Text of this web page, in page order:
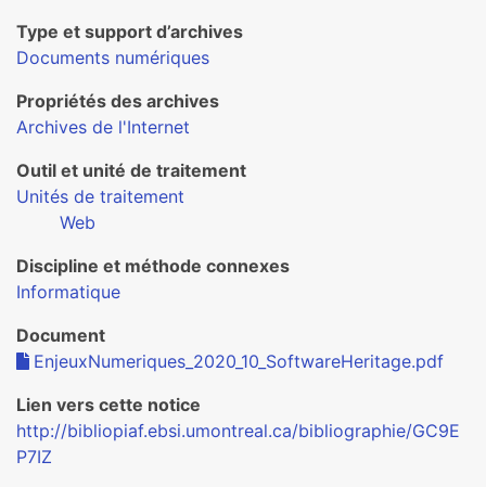
Type et support d’archives
Documents numériques
Propriétés des archives
Archives de l'Internet
Outil et unité de traitement
Unités de traitement
Web
Discipline et méthode connexes
Informatique
Document
EnjeuxNumeriques_2020_10_SoftwareHeritage.pdf
Lien vers cette notice
http://bibliopiaf.ebsi.umontreal.ca/bibliographie/GC9E
P7IZ